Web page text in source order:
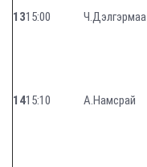
1315:00 Ч.Дэлгэрмаа
1415:10 А.Намсрай